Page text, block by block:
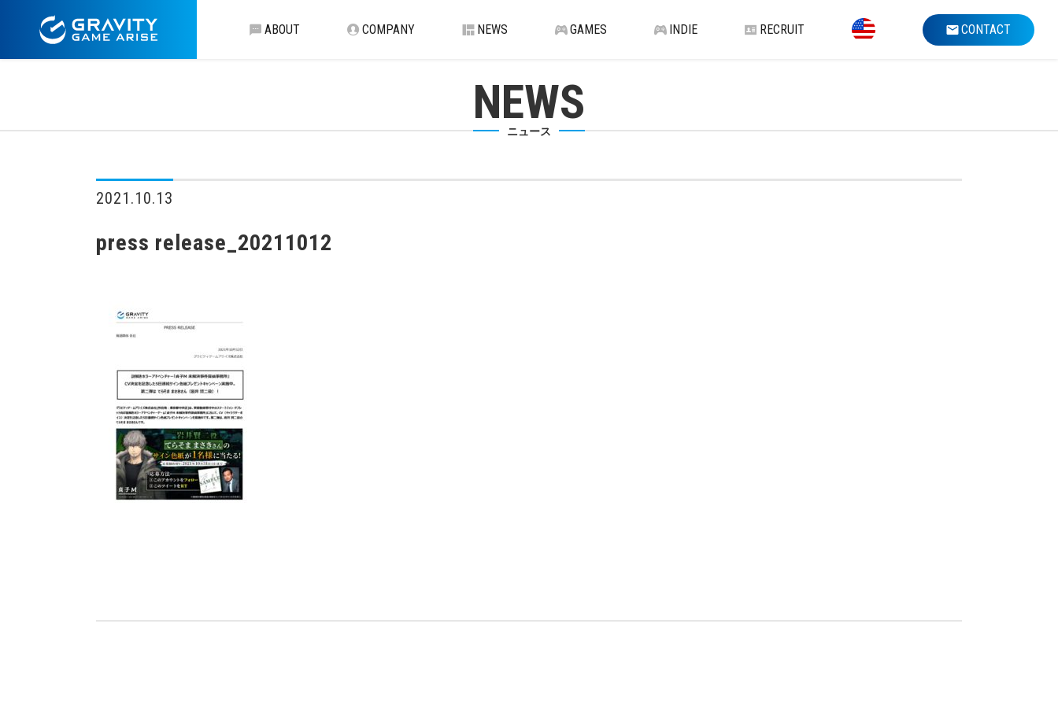
ABOUT COMPANY NEWS GAMES INDIE RECRUIT CONTACT
NEWS
ニュース
2021.10.13
press release_20211012